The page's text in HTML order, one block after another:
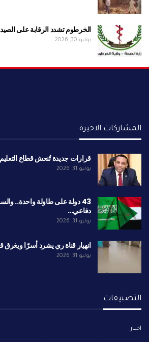
الخرطوم تشدد الرقابة على
يوليو 30, 2026
المشاركات الاخيرة
قرارات جديدة تُنعش قطاع
يوليو 31, 2026
43 دولة على طاولة واحدة..
دفاعي…
يوليو 31, 2026
انهيار قناة ري يشرد أسرًا
يوليو 31, 2026
التصنيفات
اخبار